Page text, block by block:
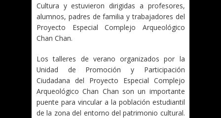
Cultura y estuvieron dirigidas a profesores,
alumnos, padres de familia y trabajadores del
Proyecto Especial Complejo Arqueológico
Chan Chan.
Los talleres de verano organizados por la
Unidad de Promoción y Participación
Ciudadana del Proyecto Especial Complejo
Arqueológico Chan Chan son un importante
puente para vincular a la población estudiantil
de la zona del entorno del patrimonio cultural.